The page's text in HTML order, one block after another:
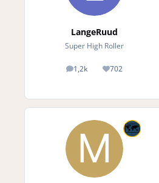
LangeRuud
Super High Roller
1,2k
posts 702
Reputation